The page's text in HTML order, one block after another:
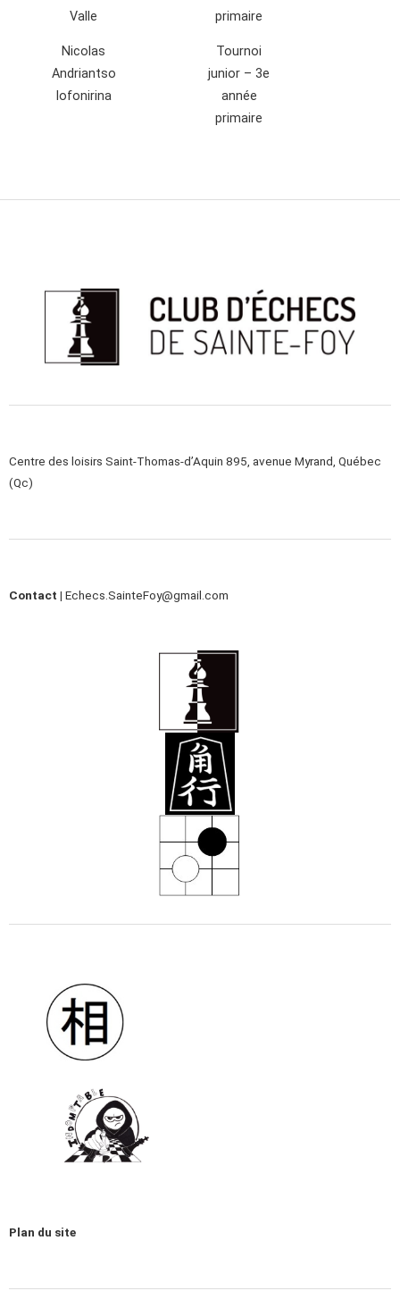
Valle
primaire
Nicolas
Andriantso
lofonirina
Tournoi
junior – 3e
année
primaire
Centre des loisirs Saint-Thomas-d’Aquin 895, avenue Myrand, Québec
(Qc)
Contact | Echecs.SainteFoy@gmail.com
Plan du site